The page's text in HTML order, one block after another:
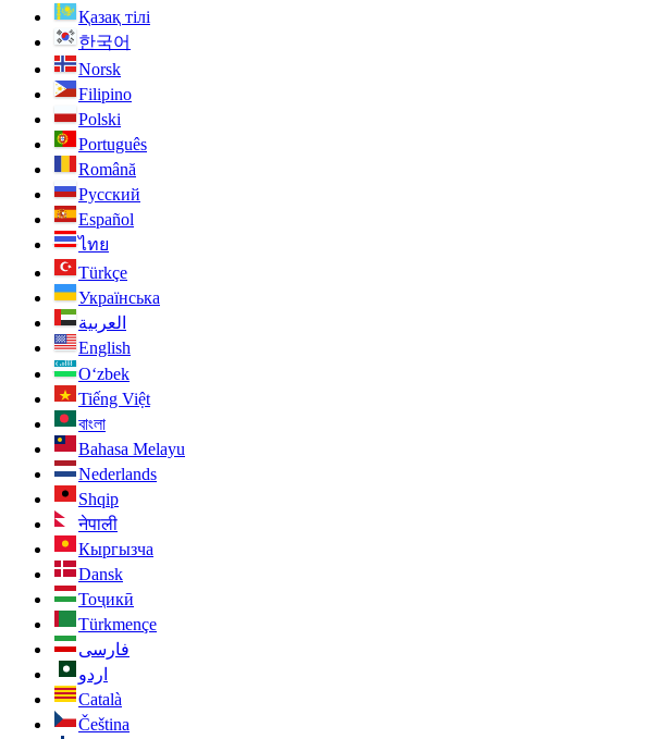
Қазақ тілі
한국어
Norsk
Filipino
Polski
Português
Română
Русский
Español
ไทย
Türkçe
Українська
العربية
English
O‘zbek
Tiếng Việt
বাংলা
Bahasa Melayu
Nederlands
Shqip
नेपाली
Кыргызча
Dansk
Тоҷикӣ
Türkmençe
فارسی
اردو
Català
Čeština